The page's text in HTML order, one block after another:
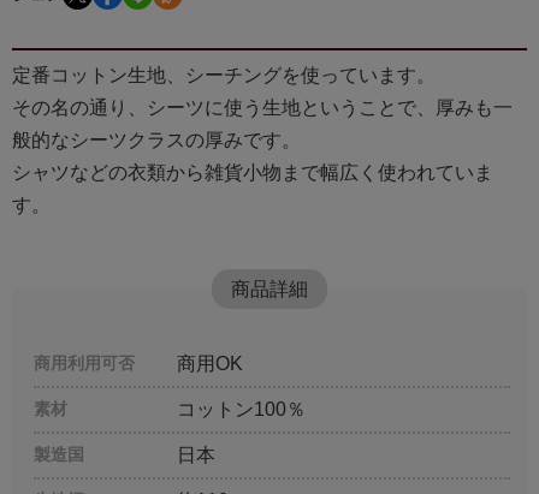
定番コットン生地、シーチングを使っています。
その名の通り、シーツに使う生地ということで、厚みも一
般的なシーツクラスの厚みです。
シャツなどの衣類から雑貨小物まで幅広く使われていま
す。
商品詳細
商用利用可否 商用OK
素材 コットン100％
製造国 日本